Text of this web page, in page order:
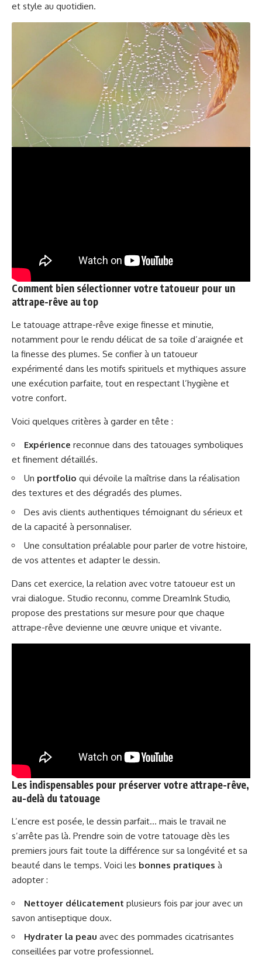
et style au quotidien.
Comment bien sélectionner votre tatoueur pour un
attrape-rêve au top
Le tatouage attrape-rêve exige finesse et minutie,
notamment pour le rendu délicat de sa toile d’araignée et
la finesse des plumes. Se confier à un tatoueur
expérimenté dans les motifs spirituels et mythiques assure
une exécution parfaite, tout en respectant l’hygiène et
votre confort.
Voici quelques critères à garder en tête :
Expérience reconnue dans des tatouages symboliques
et finement détaillés.
Un portfolio qui dévoile la maîtrise dans la réalisation
des textures et des dégradés des plumes.
Des avis clients authentiques témoignant du sérieux et
de la capacité à personnaliser.
Une consultation préalable pour parler de votre histoire,
de vos attentes et adapter le dessin.
Dans cet exercice, la relation avec votre tatoueur est un
vrai dialogue. Studio reconnu, comme DreamInk Studio,
propose des prestations sur mesure pour que chaque
attrape-rêve devienne une œuvre unique et vivante.
Les indispensables pour préserver votre attrape-rêve,
au-delà du tatouage
L’encre est posée, le dessin parfait… mais le travail ne
s’arrête pas là. Prendre soin de votre tatouage dès les
premiers jours fait toute la différence sur sa longévité et sa
beauté dans le temps. Voici les bonnes pratiques à
adopter :
Nettoyer délicatement plusieurs fois par jour avec un
savon antiseptique doux.
Hydrater la peau avec des pommades cicatrisantes
conseillées par votre professionnel.